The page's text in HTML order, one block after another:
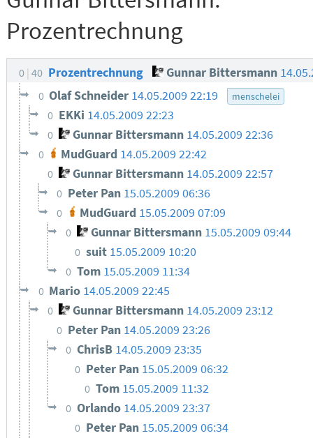
Prozentrechnung
0 40 Prozentrechnung Gunnar Bittersmann
0 Olaf Schneider 14.05.2009 22:19 menschelei
0 EKKi 14.05.2009 22:23
0 Gunnar Bittersmann 14.05.2009 22:36
0 MudGuard 14.05.2009 22:42
0 Gunnar Bittersmann 14.05.2009 22:57
0 Peter Pan 15.05.2009 06:36
0 MudGuard 15.05.2009 07:09
0 Gunnar Bittersmann 15.05.2009 09:44
0 suit 15.05.2009 10:20
0 Tom 15.05.2009 11:34
0 Mario 14.05.2009 22:45
0 Gunnar Bittersmann 14.05.2009 23:12
0 Peter Pan 14.05.2009 23:26
0 ChrisB 14.05.2009 23:35
0 Peter Pan 15.05.2009 06:32
0 Tom 15.05.2009 11:32
0 Orlando 14.05.2009 23:37
0 Peter Pan 15.05.2009 06:34